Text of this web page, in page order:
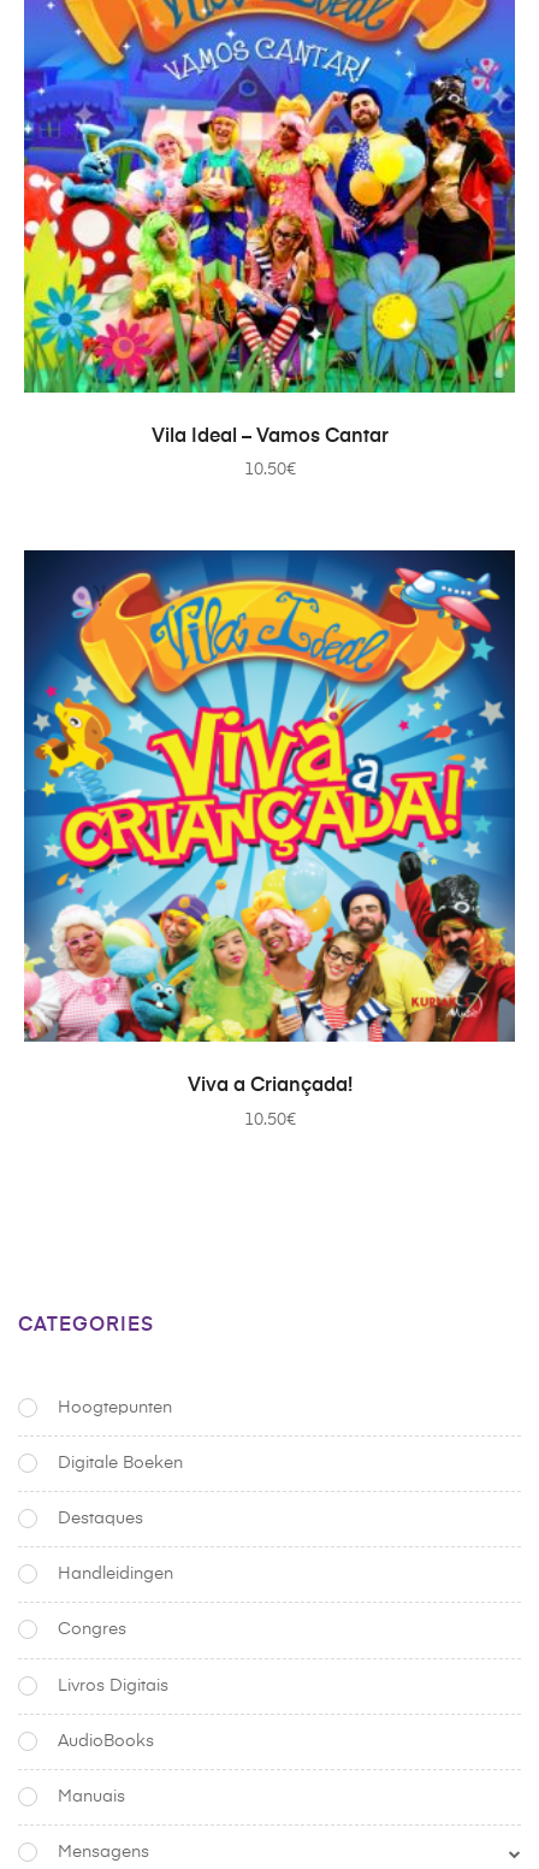
TOEVOEGEN AAN WINKELWAGEN
Vila Ideal – Vamos Cantar
10.50€
TOEVOEGEN AAN WINKELWAGEN
Viva a Criançada!
10.50€
CATEGORIES
Hoogtepunten
Digitale Boeken
Destaques
Handleidingen
Congres
Livros Digitais
AudioBooks
Manuais
Mensagens